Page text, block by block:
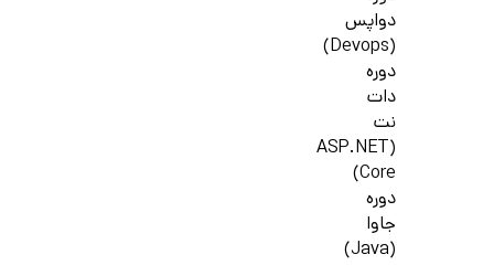
دواپس
(Devops)
دوره
دات
نت
(ASP.NET
Core)
دوره
جاوا
(Java)